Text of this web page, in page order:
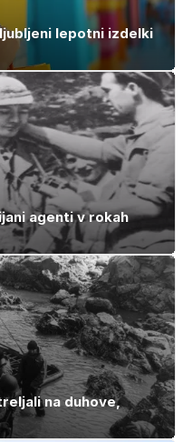
lepotni izdelki
agenti v rokah
na duhove,